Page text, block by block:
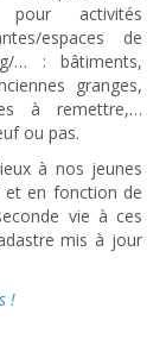
pour activités
espaces de
… : bâtiments,
granges,
à remettre,…
ou pas.
à nos jeunes
et en fonction de
vie à ces
mis à jour
!